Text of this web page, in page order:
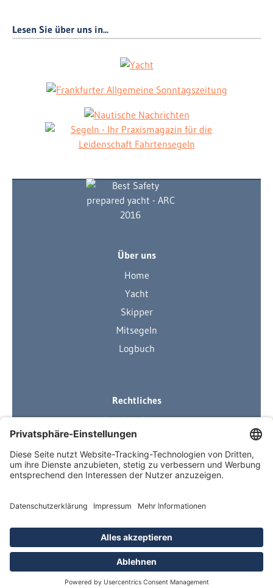
Lesen Sie über uns in...
Über uns
Home
Yacht
Skipper
Mitsegeln
Logbuch
Rechtliches
Ihre Ausrüstung
Impressum
Datenschutzerklärung
AGB
Über Neuigkeiten informiert
Newsletter